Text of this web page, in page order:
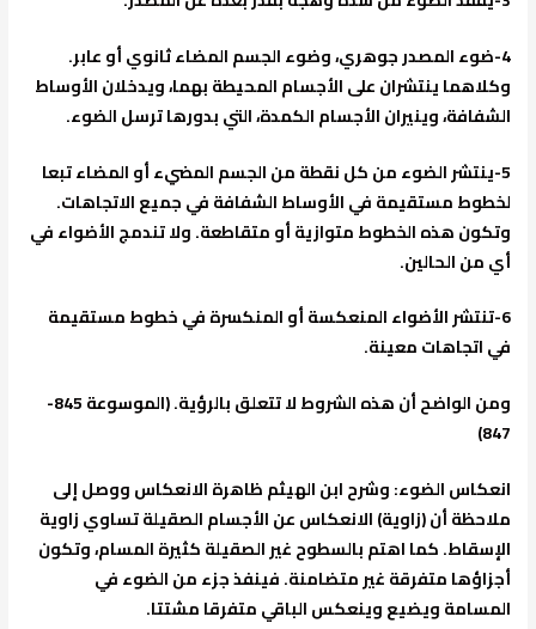
4-ضوء المصدر جوهري، وضوء الجسم المضاء ثانوي أو عابر.
وكلاهما ينتشران على الأجسام المحيطة بهما، ويدخلان الأوساط
الشفافة، وينيران الأجسام الكمدة، التي بدورها ترسل الضوء.
5-ينتشر الضوء من كل نقطة من الجسم المضيء أو المضاء تبعا
لخطوط مستقيمة في الأوساط الشفافة في جميع الاتجاهات.
وتكون هذه الخطوط متوازية أو متقاطعة. ولا تندمج الأضواء في
أي من الحالين.
6-تنتشر الأضواء المنعكسة أو المنكسرة في خطوط مستقيمة
في اتجاهات معينة.
ومن الواضح أن هذه الشروط لا تتعلق بالرؤية. (الموسوعة 845-
847)
انعكاس الضوء: وشرح ابن الهيثم ظاهرة الانعكاس ووصل إلى
ملاحظة أن (زاوية) الانعكاس عن الأجسام الصقيلة تساوي زاوية
الإسقاط. كما اهتم بالسطوح غير الصقيلة كثيرة المسام، وتكون
أجزاؤها متفرقة غير متضامنة. فينفذ جزء من الضوء في
المسامة ويضيع وينعكس الباقي متفرقا مشتتا.